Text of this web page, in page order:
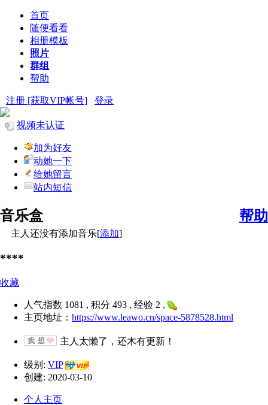
首页
随便看看
相册模板
照片
群组
帮助
注册 [获取VIP帐号] 登录
视频未认证
加为好友
动她一下
给她留言
站内短信
帮助
音乐盒
主人还没有添加音乐[添加]
****
收藏
人气指数 1081 , 积分 493 , 经验 2 ,
主页地址： https://www.leawo.cn/space-5878528.html
主人太懒了，还木有更新！
级别: VIP
创建: 2020-03-10
个人主页